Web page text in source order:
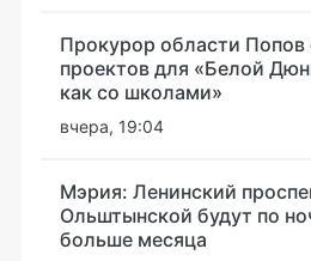
Прокурор области Попов
проектов для «Белой
как со школами»
вчера, 19:04
Мэрия: Ленинский
Ольштынской будут по
больше месяца